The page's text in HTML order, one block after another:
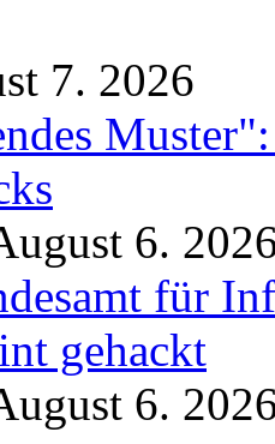
7. 2026
6.
für
gehackt
6.